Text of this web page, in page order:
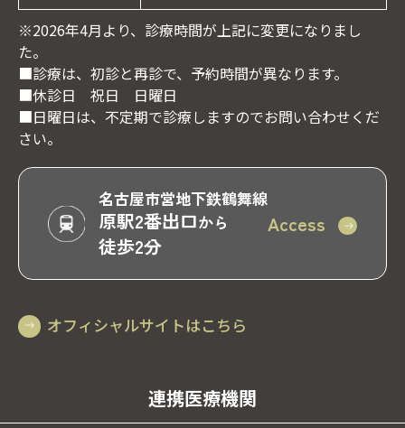
※2026年4月より、診療時間が上記に変更になりまし
た。
■診療は、初診と再診で、予約時間が異なります。
■休診日 祝日 日曜日
■日曜日は、不定期で診療しますのでお問い合わせくだ
さい。
名古屋市営地下鉄鶴舞線
原駅2番出口から
徒歩2分
Access
オフィシャルサイトはこちら
連携医療機関